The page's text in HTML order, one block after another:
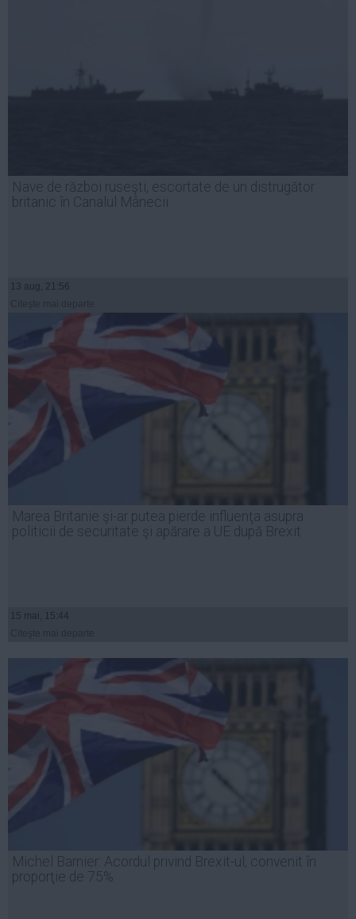
Nave de război ruseşti, escortate de un distrugător
britanic în Canalul Mânecii
13 aug, 21:56
Marea Britanie şi-ar putea pierde influenţa asupra
politicii de securitate şi apărare a UE după Brexit
15 mai, 15:44
Michel Barnier: Acordul privind Brexit-ul, convenit în
proporţie de 75%